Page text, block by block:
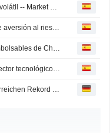
Las acciones de Hong Kong terminan planas tras una sesión volátil -- Market Talk
Las acciones de Hong Kong terminan a la baja en un clima de aversión al riesgo -- Market Talk
La actualización de la Lista Nacional de Medicamentos Reembolsables de China cumple las expectativas -- Market Talk
Las acciones de Hong Kong caen un 1,4%, lideradas por el sector tecnológico -- Market Talk
Hansoh Pharmaceutical : Studie - Vermögen der Milliardäre erreichen Rekord trotz Corona-Krise